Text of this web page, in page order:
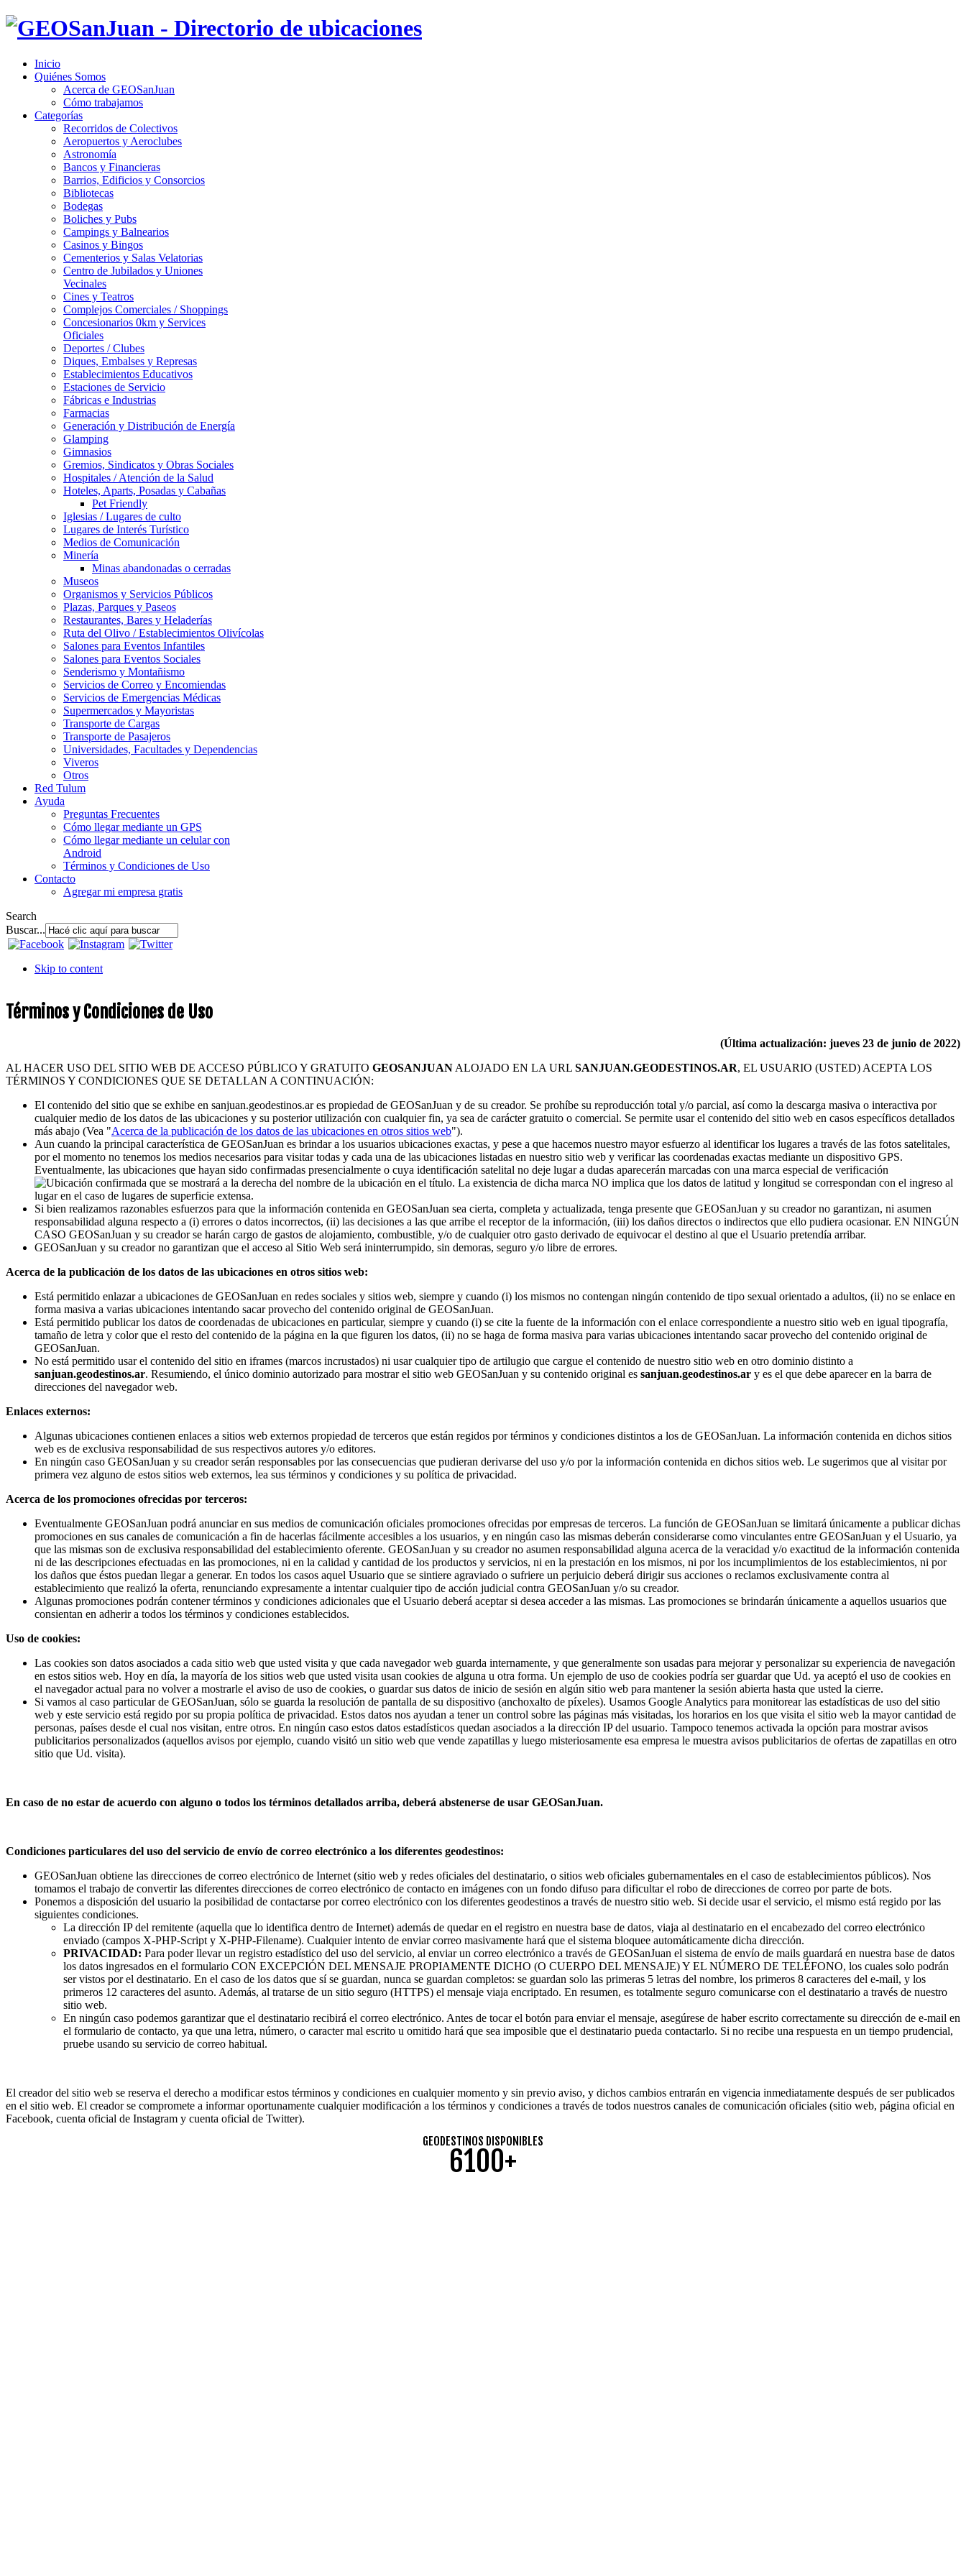
Inicio
Quiénes Somos
Acerca de GEOSanJuan
Cómo trabajamos
Categorías
Recorridos de Colectivos
Aeropuertos y Aeroclubes
Astronomía
Bancos y Financieras
Barrios, Edificios y Consorcios
Bibliotecas
Bodegas
Boliches y Pubs
Campings y Balnearios
Casinos y Bingos
Cementerios y Salas Velatorias
Centro de Jubilados y Uniones
Vecinales
Cines y Teatros
Complejos Comerciales / Shoppings
Concesionarios 0km y Services
Oficiales
Deportes / Clubes
Diques, Embalses y Represas
Establecimientos Educativos
Estaciones de Servicio
Fábricas e Industrias
Farmacias
Generación y Distribución de Energía
Glamping
Gimnasios
Gremios, Sindicatos y Obras Sociales
Hospitales / Atención de la Salud
Hoteles, Aparts, Posadas y Cabañas
Pet Friendly
Iglesias / Lugares de culto
Lugares de Interés Turístico
Medios de Comunicación
Minería
Minas abandonadas o cerradas
Museos
Organismos y Servicios Públicos
Plazas, Parques y Paseos
Restaurantes, Bares y Heladerías
Ruta del Olivo / Establecimientos Olivícolas
Salones para Eventos Infantiles
Salones para Eventos Sociales
Senderismo y Montañismo
Servicios de Correo y Encomiendas
Servicios de Emergencias Médicas
Supermercados y Mayoristas
Transporte de Cargas
Transporte de Pasajeros
Universidades, Facultades y Dependencias
Viveros
Otros
Red Tulum
Ayuda
Preguntas Frecuentes
Cómo llegar mediante un GPS
Cómo llegar mediante un celular con
Android
Términos y Condiciones de Uso
Contacto
Agregar mi empresa gratis
Search
Buscar...
Skip to content
Términos y Condiciones de Uso
(Última actualización: jueves 23 de junio de 2022)
AL HACER USO DEL SITIO WEB DE ACCESO PÚBLICO Y GRATUITO GEOSANJUAN ALOJADO EN LA URL SANJUAN.GEODESTINOS.AR, EL USUARIO (USTED) ACEPTA LOS
TÉRMINOS Y CONDICIONES QUE SE DETALLAN A CONTINUACIÓN:
El contenido del sitio que se exhibe en sanjuan.geodestinos.ar es propiedad de GEOSanJuan y de su creador. Se prohíbe su reproducción total y/o parcial, así como la descarga masiva o interactiva por
cualquier medio de los datos de las ubicaciones y su posterior utilización con cualquier fin, ya sea de carácter gratuito o comercial. Se permite usar el contenido del sitio web en casos específicos detallados
más abajo (Vea "Acerca de la publicación de los datos de las ubicaciones en otros sitios web").
Aun cuando la principal característica de GEOSanJuan es brindar a los usuarios ubicaciones exactas, y pese a que hacemos nuestro mayor esfuerzo al identificar los lugares a través de las fotos satelitales,
por el momento no tenemos los medios necesarios para visitar todas y cada una de las ubicaciones listadas en nuestro sitio web y verificar las coordenadas exactas mediante un dispositivo GPS.
Eventualmente, las ubicaciones que hayan sido confirmadas presencialmente o cuya identificación satelital no deje lugar a dudas aparecerán marcadas con una marca especial de verificación
que se mostrará a la derecha del nombre de la ubicación en el título. La existencia de dicha marca NO implica que los datos de latitud y longitud se correspondan con el ingreso al
lugar en el caso de lugares de superficie extensa.
Si bien realizamos razonables esfuerzos para que la información contenida en GEOSanJuan sea cierta, completa y actualizada, tenga presente que GEOSanJuan y su creador no garantizan, ni asumen
responsabilidad alguna respecto a (i) errores o datos incorrectos, (ii) las decisiones a las que arribe el receptor de la información, (iii) los daños directos o indirectos que ello pudiera ocasionar. EN NINGÚN
CASO GEOSanJuan y su creador se harán cargo de gastos de alojamiento, combustible, y/o de cualquier otro gasto derivado de equivocar el destino al que el Usuario pretendía arribar.
GEOSanJuan y su creador no garantizan que el acceso al Sitio Web será ininterrumpido, sin demoras, seguro y/o libre de errores.
Acerca de la publicación de los datos de las ubicaciones en otros sitios web:
Está permitido enlazar a ubicaciones de GEOSanJuan en redes sociales y sitios web, siempre y cuando (i) los mismos no contengan ningún contenido de tipo sexual orientado a adultos, (ii) no se enlace en
forma masiva a varias ubicaciones intentando sacar provecho del contenido original de GEOSanJuan.
Está permitido publicar los datos de coordenadas de ubicaciones en particular, siempre y cuando (i) se cite la fuente de la información con el enlace correspondiente a nuestro sitio web en igual tipografía,
tamaño de letra y color que el resto del contenido de la página en la que figuren los datos, (ii) no se haga de forma masiva para varias ubicaciones intentando sacar provecho del contenido original de
GEOSanJuan.
No está permitido usar el contenido del sitio en iframes (marcos incrustados) ni usar cualquier tipo de artilugio que cargue el contenido de nuestro sitio web en otro dominio distinto a
sanjuan.geodestinos.ar. Resumiendo, el único dominio autorizado para mostrar el sitio web GEOSanJuan y su contenido original es sanjuan.geodestinos.ar y es el que debe aparecer en la barra de
direcciones del navegador web.
Enlaces externos:
Algunas ubicaciones contienen enlaces a sitios web externos propiedad de terceros que están regidos por términos y condiciones distintos a los de GEOSanJuan. La información contenida en dichos sitios
web es de exclusiva responsabilidad de sus respectivos autores y/o editores.
En ningún caso GEOSanJuan y su creador serán responsables por las consecuencias que pudieran derivarse del uso y/o por la información contenida en dichos sitios web. Le sugerimos que al visitar por
primera vez alguno de estos sitios web externos, lea sus términos y condiciones y su política de privacidad.
Acerca de los promociones ofrecidas por terceros:
Eventualmente GEOSanJuan podrá anunciar en sus medios de comunicación oficiales promociones ofrecidas por empresas de terceros. La función de GEOSanJuan se limitará únicamente a publicar dichas
promociones en sus canales de comunicación a fin de hacerlas fácilmente accesibles a los usuarios, y en ningún caso las mismas deberán considerarse como vinculantes entre GEOSanJuan y el Usuario, ya
que las mismas son de exclusiva responsabilidad del establecimiento oferente. GEOSanJuan y su creador no asumen responsabilidad alguna acerca de la veracidad y/o exactitud de la información contenida
ni de las descripciones efectuadas en las promociones, ni en la calidad y cantidad de los productos y servicios, ni en la prestación en los mismos, ni por los incumplimientos de los establecimientos, ni por
los daños que éstos puedan llegar a generar. En todos los casos aquel Usuario que se sintiere agraviado o sufriere un perjuicio deberá dirigir sus acciones o reclamos exclusivamente contra al
establecimiento que realizó la oferta, renunciando expresamente a intentar cualquier tipo de acción judicial contra GEOSanJuan y/o su creador.
Algunas promociones podrán contener términos y condiciones adicionales que el Usuario deberá aceptar si desea acceder a las mismas. Las promociones se brindarán únicamente a aquellos usuarios que
consientan en adherir a todos los términos y condiciones establecidos.
Uso de cookies:
Las cookies son datos asociados a cada sitio web que usted visita y que cada navegador web guarda internamente, y que generalmente son usadas para mejorar y personalizar su experiencia de navegación
en estos sitios web. Hoy en día, la mayoría de los sitios web que usted visita usan cookies de alguna u otra forma. Un ejemplo de uso de cookies podría ser guardar que Ud. ya aceptó el uso de cookies en
el navegador actual para no volver a mostrarle el aviso de uso de cookies, o guardar sus datos de inicio de sesión en algún sitio web para mantener la sesión abierta hasta que usted la cierre.
Si vamos al caso particular de GEOSanJuan, sólo se guarda la resolución de pantalla de su dispositivo (anchoxalto de píxeles). Usamos Google Analytics para monitorear las estadísticas de uso del sitio
web y este servicio está regido por su propia política de privacidad. Estos datos nos ayudan a tener un control sobre las páginas más visitadas, los horarios en los que visita el sitio web la mayor cantidad de
personas, países desde el cual nos visitan, entre otros. En ningún caso estos datos estadísticos quedan asociados a la dirección IP del usuario. Tampoco tenemos activada la opción para mostrar avisos
publicitarios personalizados (aquellos avisos por ejemplo, cuando visitó un sitio web que vende zapatillas y luego misteriosamente esa empresa le muestra avisos publicitarios de ofertas de zapatillas en otro
sitio que Ud. visita).
En caso de no estar de acuerdo con alguno o todos los términos detallados arriba, deberá abstenerse de usar GEOSanJuan.
Condiciones particulares del uso del servicio de envío de correo electrónico a los diferentes geodestinos:
GEOSanJuan obtiene las direcciones de correo electrónico de Internet (sitio web y redes oficiales del destinatario, o sitios web oficiales gubernamentales en el caso de establecimientos públicos). Nos
tomamos el trabajo de convertir las diferentes direcciones de correo electrónico de contacto en imágenes con un fondo difuso para dificultar el robo de direcciones de correo por parte de bots.
Ponemos a disposición del usuario la posibilidad de contactarse por correo electrónico con los diferentes geodestinos a través de nuestro sitio web. Si decide usar el servicio, el mismo está regido por las
siguientes condiciones.
La dirección IP del remitente (aquella que lo identifica dentro de Internet) además de quedar en el registro en nuestra base de datos, viaja al destinatario en el encabezado del correo electrónico
enviado (campos X-PHP-Script y X-PHP-Filename). Cualquier intento de enviar correo masivamente hará que el sistema bloquee automáticamente dicha dirección.
PRIVACIDAD: Para poder llevar un registro estadístico del uso del servicio, al enviar un correo electrónico a través de GEOSanJuan el sistema de envío de mails guardará en nuestra base de datos
los datos ingresados en el formulario CON EXCEPCIÓN DEL MENSAJE PROPIAMENTE DICHO (O CUERPO DEL MENSAJE) Y EL NÚMERO DE TELÉFONO, los cuales solo podrán
ser vistos por el destinatario. En el caso de los datos que sí se guardan, nunca se guardan completos: se guardan solo las primeras 5 letras del nombre, los primeros 8 caracteres del e-mail, y los
primeros 12 caracteres del asunto. Además, al tratarse de un sitio seguro (HTTPS) el mensaje viaja encriptado. En resumen, es totalmente seguro comunicarse con el destinatario a través de nuestro
sitio web.
En ningún caso podemos garantizar que el destinatario recibirá el correo electrónico. Antes de tocar el botón para enviar el mensaje, asegúrese de haber escrito correctamente su dirección de e-mail en
el formulario de contacto, ya que una letra, número, o caracter mal escrito u omitido hará que sea imposible que el destinatario pueda contactarlo. Si no recibe una respuesta en un tiempo prudencial,
pruebe usando su servicio de correo habitual.
El creador del sitio web se reserva el derecho a modificar estos términos y condiciones en cualquier momento y sin previo aviso, y dichos cambios entrarán en vigencia inmediatamente después de ser publicados
en el sitio web. El creador se compromete a informar oportunamente cualquier modificación a los términos y condiciones a través de todos nuestros canales de comunicación oficiales (sitio web, página oficial en
Facebook, cuenta oficial de Instagram y cuenta oficial de Twitter).
GEODESTINOS DISPONIBLES
6100+